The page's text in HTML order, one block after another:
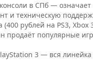
в СПб — означает
и техническую
рублей на PS3, Xbox
продаёт популярные
3 — вся